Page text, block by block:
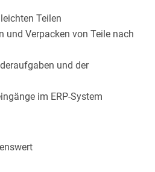
Teilen
und Verpacken von Teile nach
und der
im ERP-System